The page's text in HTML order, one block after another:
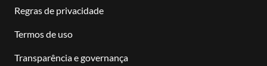
Regras de privacidade
Termos de uso
Transparência e governança